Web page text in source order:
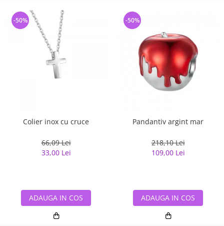
Colier inox cu cruce
66,09 Lei
33,00 Lei
-50%
ADAUGA IN COS
Pandantiv argint mar
218,10 Lei
109,00 Lei
-50%
ADAUGA IN COS